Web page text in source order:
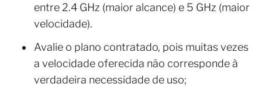
entre 2.4 GHz (maior alcance) e 5 GHz (maior
velocidade).
Avalie o plano contratado, pois muitas vezes
a velocidade oferecida não corresponde à
verdadeira necessidade de uso;